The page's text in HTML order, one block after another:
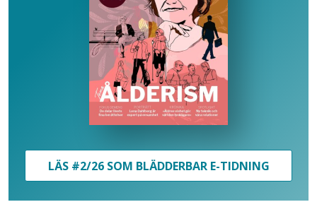
LÄS #2/26 SOM BLÄDDERBAR E-TIDNING